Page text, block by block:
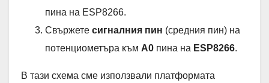
пина на ESP8266.
Свържете сигналния пин (средния пин) на
потенциометъра към A0 пина на ESP8266.
В тази схема сме използвали платформата